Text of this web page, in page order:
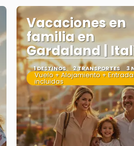
Vacaciones en
familia en
Gardaland |
1 DESTINOS 2 TRANSPORTES 3
Vuelo + Alojamiento +
incluidas